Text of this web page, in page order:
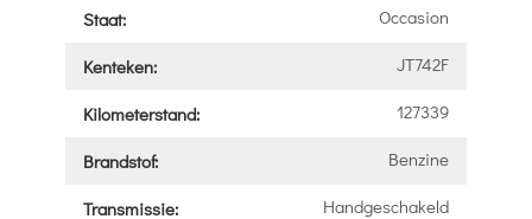
Staat: Occasion
Kenteken: JT742F
Kilometerstand: 127339
Brandstof: Benzine
Transmissie: Handgeschakeld